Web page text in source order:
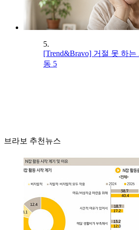
5.
[Trend&Bravo] 거절 못 하
동 5
브라보 추천뉴스